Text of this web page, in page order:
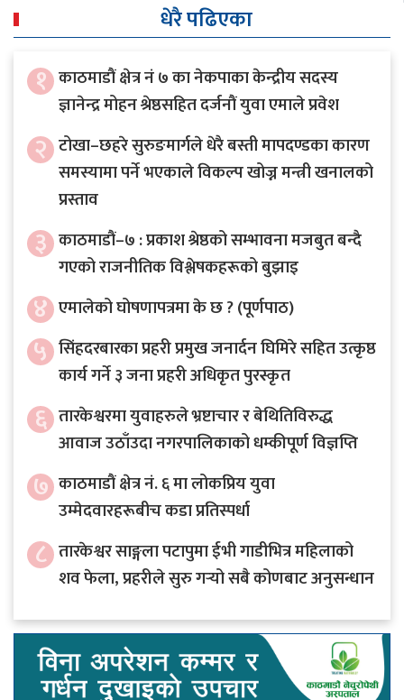
धेरै पढिएका
१ काठमाडौं क्षेत्र नं ७ का नेकपाका केन्द्रीय सदस्य
ज्ञानेन्द्र मोहन श्रेष्ठसहित दर्जनौं युवा एमाले प्रवेश
२ टोखा–छहरे सुरुङमार्गले धेरै बस्ती मापदण्डका कारण
समस्यामा पर्ने भएकाले विकल्प खोज्न मन्त्री खनालको
प्रस्ताव
३ काठमाडौं–७ : प्रकाश श्रेष्ठको सम्भावना मजबुत बन्दै
गएको राजनीतिक विश्लेषकहरूको बुझाइ
४ एमालेको घोषणापत्रमा के छ ? (पूर्णपाठ)
५ सिंहदरबारका प्रहरी प्रमुख जनार्दन घिमिरे सहित उत्कृष्ठ
कार्य गर्ने ३ जना प्रहरी अधिकृत पुरस्कृत
६ तारकेश्वरमा युवाहरुले भ्रष्टाचार र बेथितिविरुद्ध
आवाज उठाँउदा नगरपालिकाको धम्कीपूर्ण विज्ञप्ति
७ काठमाडौं क्षेत्र नं. ६ मा लोकप्रिय युवा
उम्मेदवारहरूबीच कडा प्रतिस्पर्धा
८ तारकेश्वर साङ्गला पटापुमा ईभी गाडीभित्र महिलाको
शव फेला, प्रहरीले सुरु गर्‍यो सबै कोणबाट अनुसन्धान